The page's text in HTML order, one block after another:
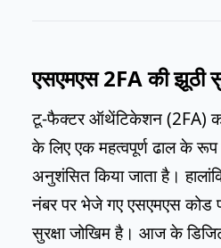
एसएमएस 2FA की झूठी
टू-फैक्टर ऑथेंटिकेशन (2FA)
के लिए एक महत्वपूर्ण ढाल के
अनुशंसित किया जाता है।
नंबर पर भेजे गए एसएमएस कोड
सुरक्षा जोखिम है। आज के